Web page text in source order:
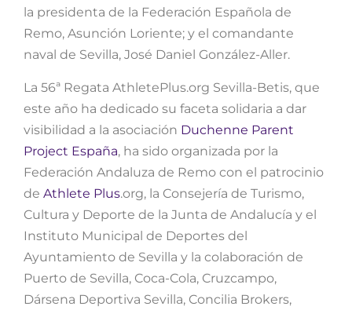
la presidenta de la Federación Española de
Remo, Asunción Loriente; y el comandante
naval de Sevilla, José Daniel González-Aller.
La 56ª Regata AthletePlus.org Sevilla-Betis, que
este año ha dedicado su faceta solidaria a dar
visibilidad a la asociación Duchenne Parent
Project España, ha sido organizada por la
Federación Andaluza de Remo con el patrocinio
de Athlete Plus.org, la Consejería de Turismo,
Cultura y Deporte de la Junta de Andalucía y el
Instituto Municipal de Deportes del
Ayuntamiento de Sevilla y la colaboración de
Puerto de Sevilla, Coca-Cola, Cruzcampo,
Dársena Deportiva Sevilla, Concilia Brokers,